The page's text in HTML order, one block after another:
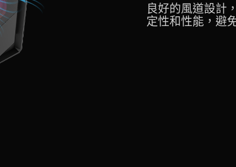
良好的風道設計
定性和性能，避